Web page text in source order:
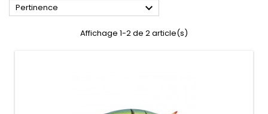
Pertinence 
Affichage 1-2 de 2 article(s)